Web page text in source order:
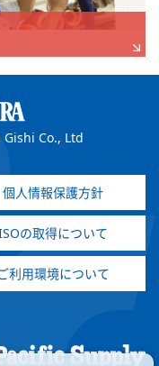
Gishi Co., Ltd
個人情報保護方針
の取得について
利用環境について